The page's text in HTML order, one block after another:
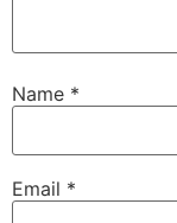
Name *
Email *